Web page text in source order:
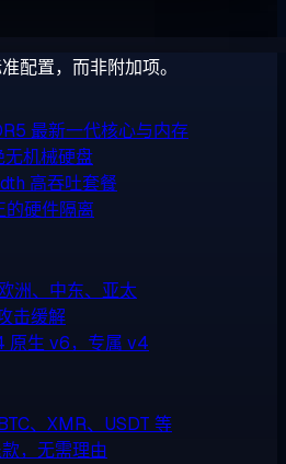
配置，而非附加项。
最新一代核心与内存
无机械硬盘
高吞吐套餐
的硬件隔离
洲、中东、亚太
击缓解
原生 v6，专属 v4
、XMR、USDT 等
，无需理由